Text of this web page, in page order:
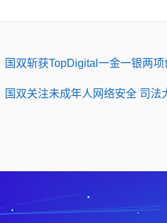
国双斩获TopDigital一金一银两项
国双关注未成年人网络安全 司